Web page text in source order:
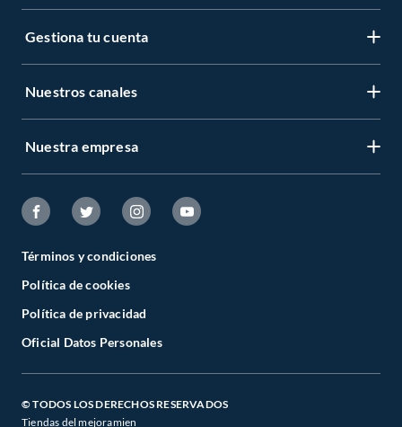
Gestiona tu cuenta
Nuestros canales
Nuestra empresa
Términos y condiciones
Política de cookies
Política de privacidad
Oficial Datos Personales
© TODOS LOS DERECHOS RESERVADOS
Tiendas del mejoramien